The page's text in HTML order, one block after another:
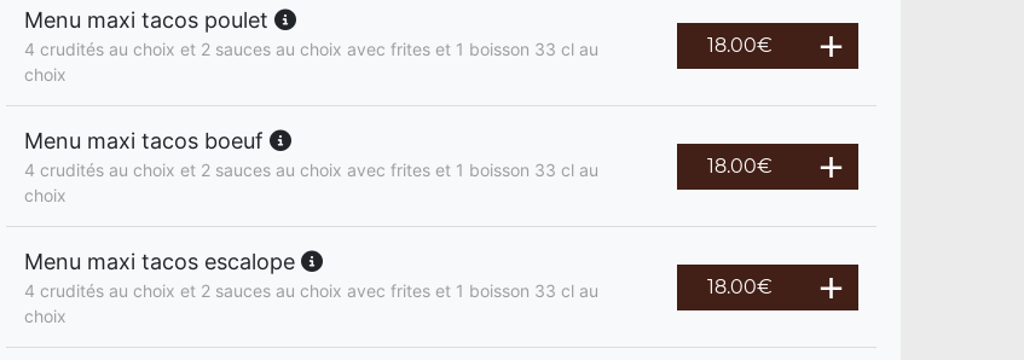
Menu maxi tacos poulet
4 crudités au choix et 2 sauces au choix avec frites et 1 boisson 33 cl au
choix
18.00€
Menu maxi tacos boeuf
4 crudités au choix et 2 sauces au choix avec frites et 1 boisson 33 cl au
choix
18.00€
Menu maxi tacos escalope
4 crudités au choix et 2 sauces au choix avec frites et 1 boisson 33 cl au
choix
18.00€